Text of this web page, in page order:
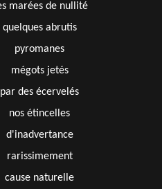
marées de nullité
quelques abrutis
pyromanes
mégots jetés
par des écervelés
nos étincelles
d'inadvertance
rarissimement
cause naturelle